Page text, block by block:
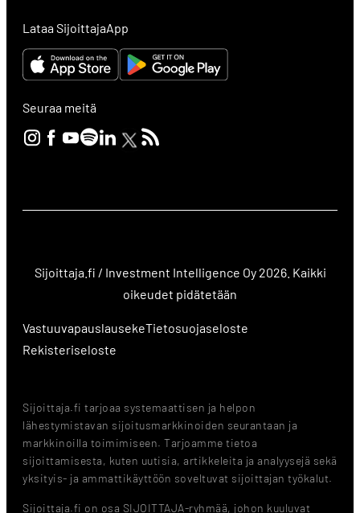
Lataa SijoittajaApp
Seuraa meitä
Sijoittaja.fi / Investment Intelligence Oy 2026. Kaikki
oikeudet pidätetään
VastuuvapauslausekeTietosuojaseloste
Rekisteriseloste
Sijoittaja.fi tarjoaa systemaattisen ja helpon
lähestymistavan sijoitusmarkkinoiden seurantaan ja
markkinoilla toimimiseen. Tarjoamme tietoa
sijoittamisesta, kuten uutisia, artikkeleita ja analyysejä sekä
yksityis- ja ammattikäyttöön soveltuvat sijoittajan työkalut.
Sijoittaja.fi on osa SIJOITTAJA-ryhmää, johon kuuluvat